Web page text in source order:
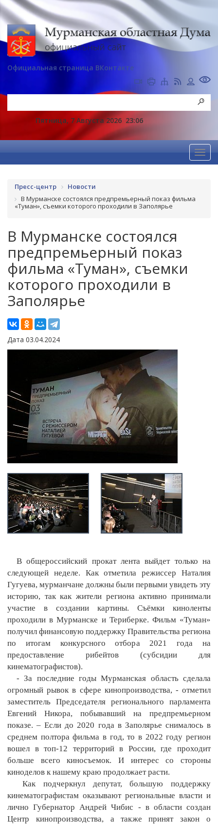
Официальная страница ВКонтакте
Пятница, 7 Августа 2026 23:06
Пресс-центр
Новости
В Мурманске состоялся предпремьерный показ фильма
«Туман», съемки которого проходили в Заполярье
В Мурманске состоялся
предпремьерный показ
фильма «Туман», съемки
которого проходили в
Заполярье
Дата 03.04.2024
В общероссийский прокат лента выйдет только на
следующей неделе. Как отметила режиссер Наталия
Гугуева, мурманчане должны были первыми увидеть эту
историю, так как жители региона активно принимали
участие в создании картины. Съёмки киноленты
проходили в Мурманске и Териберке. Фильм «Туман»
получил финансовую поддержку Правительства региона
по итогам конкурсного отбора 2021 года на
предоставление рибейтов (субсидии для
кинематографистов).
- За последние годы Мурманская область сделала
огромный рывок в сфере кинопроизводства, - отметил
заместитель Председателя регионального парламента
Евгений Никора, побывавший на предпремьерном
показе. – Если до 2020 года в Заполярье снималось в
среднем полтора фильма в год, то в 2022 году регион
вошел в топ-12 территорий в России, где проходит
больше всего киносъемок. И интерес со стороны
киноделов к нашему краю продолжает расти.
Как подчеркнул депутат, большую поддержку
кинематографистам оказывают региональные власти и
лично Губернатор Андрей Чибис - в области создан
Центр кинопроизводства, а также принят закон о